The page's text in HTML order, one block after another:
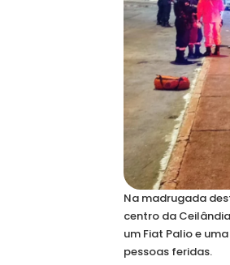
Na madrugada
centro da
um Fiat Palio e
pessoas feridas.